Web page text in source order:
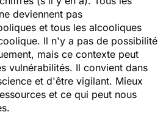
deviennent pas
et tous les alcooliques
Il n'y a pas de possibilité
mais ce contexte peut
vulnérabilités. Il convient dans
et d'être vigilant. Mieux
et ce qui peut nous